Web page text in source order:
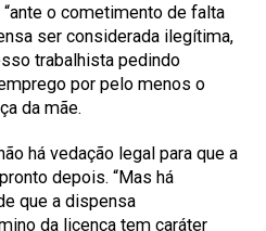
o cometimento de falta
ser considerada ilegítima,
trabalhista pedindo
por pelo menos o
da mãe.
há vedação legal para que a
depois. “Mas há
que a dispensa
da licença tem caráter